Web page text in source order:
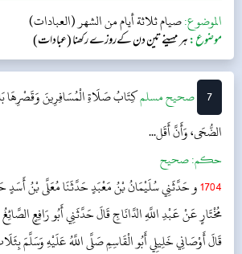
الموضوع:صيام ثلاثة أيام من الشهر (العبادات)
موضوع:ہر مہینے تین دن کےروزے رکھنا (عبادات)
7 ‌صحيح مسلمكِتَابُ صَلَاةِ الْمُسَافِرِينَ وَقَصْرِهَا
الضُّحَى، وَأَنَّ أَقَل...
حکم:صحیح
1704و حَدَّثَنِي سُلَيْمَانُ بْنُ مَعْبَدٍ حَدَّثَنَا مُعَلَّى بْنُ أَسَدٍ
مُخْتَارٍ عَنْ عَبْدِ اللَّهِ الدَّانَاجِ قَالَ حَدَّثَنِي أَبُو رَافِعٍ
قَالَ أَوْصَانِي خَلِيلِي أَبُو الْقَاسِمِ صَلَّى اللَّهُ عَلَيْهِ وَسَلَّمَ